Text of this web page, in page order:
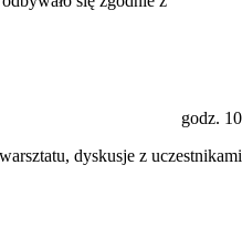
godz.
dyskusje z